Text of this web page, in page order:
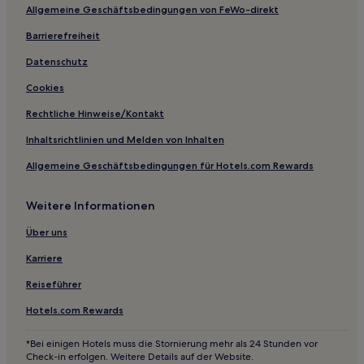
Hotels nahe Einkaufszentrum The Paragon
Hotels nahe 313@Somerset
Hotels nahe City Square Mall
Hotels nahe Bugis Cube
Allgemeine Geschäftsbedingungen von FeWo-direkt
Barrierefreiheit
Datenschutz
Cookies
Rechtliche Hinweise/Kontakt
Inhaltsrichtlinien und Melden von Inhalten
Allgemeine Geschäftsbedingungen für Hotels.com Rewards
Weitere Informationen
Über uns
Karriere
Reiseführer
Hotels.com Rewards
*Bei einigen Hotels muss die Stornierung mehr als 24 Stunden vor
Check-in erfolgen. Weitere Details auf der Website.